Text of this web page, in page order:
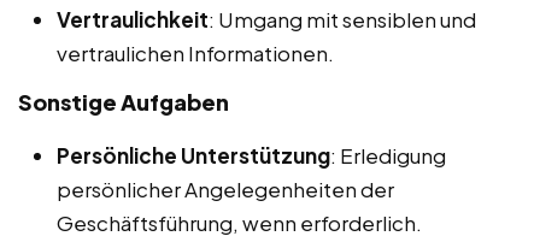
Vertraulichkeit: Umgang mit sensiblen und
vertraulichen Informationen.
Sonstige Aufgaben
Persönliche Unterstützung: Erledigung
persönlicher Angelegenheiten der
Geschäftsführung, wenn erforderlich.